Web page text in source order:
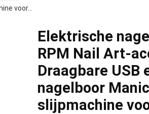
voor…
Elektrische
RPM Nail Art-
Draagbare USB
nagelboor
slijpmachine